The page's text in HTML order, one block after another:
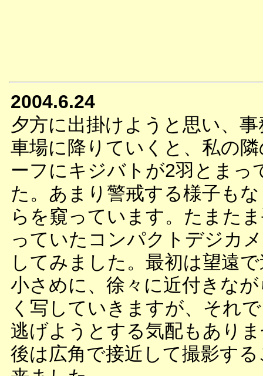
2004.6.24
夕方に出掛けようと思い、
車場に降りていくと、私の
ーフにキジバトが2羽とまっ
た。あまり警戒する様子も
らを窺っています。たまた
っていたコンパクトデジカ
してみました。最初は望遠
小さめに、徐々に近付きな
く写していきますが、それ
逃げようとする気配もあり
後は広角で接近して撮影す